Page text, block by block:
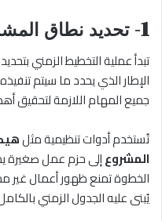
1- تحديد نطاق المشروع والأنشطة
تبدأ عملية التخطيط الزمني
الإطار الذي يحدد ما سيتم
جميع المهام اللازمة لتحقيق
تُستخدم أدوات تنظيمية مثل
المشروعإلى حزم عمل صغيرة
الخطوة تمنع ظهور أعمال غير
يُبنى عليه الجدول الزمني